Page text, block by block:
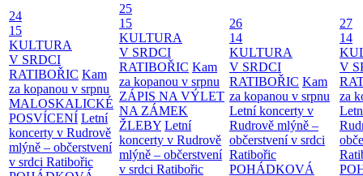
24
15
KULTURA
V SRDCI
RATIBOŘIC Kam
za kopanou v srpnu
MALOSKALICKÉ
POSVÍCENÍ Letní
koncerty v Rudrově
mlýně – občerstvení
v srdci Ratibořic
25
15
KULTURA
V SRDCI
RATIBOŘIC Kam
za kopanou v srpnu
ZÁPIS NA VÝLET
NA ZÁMEK
ŽLEBY Letní
koncerty v Rudrově
mlýně – občerstvení
v srdci Ratibořic
26
14
KULTURA
V SRDCI
RATIBOŘIC Kam
za kopanou v srpnu
Letní koncerty v
Rudrově mlýně –
občerstvení v srdci
Ratibořic
POHÁDKOVÁ
27
14
V
za